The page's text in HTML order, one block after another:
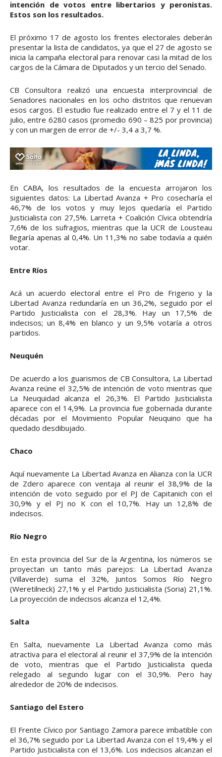
intención de votos entre libertarios y peronistas.
Estos son los resultados.
El próximo 17 de agosto los frentes electorales deberán
presentar la lista de candidatos, ya que el 27 de agosto se
inicia la campaña electoral para renovar casi la mitad de los
cargos de la Cámara de Diputados y un tercio del Senado.
CB Consultora realizó una encuesta interprovincial de
Senadores nacionales en los ocho distritos que renuevan
esos cargos. El estudio fue realizado entre el 7 y el 11 de
julio, entre 6280 casos (promedio 690 – 825 por provincia)
y con un margen de error de +/- 3,4 a 3,7 %.
En CABA, los resultados de la encuesta arrojaron los
siguientes datos: La Libertad Avanza + Pro cosecharía el
46,7% de los votos y muy lejos quedaría el Partido
Justicialista con 27,5%. Larreta + Coalición Cívica obtendría
7,6% de los sufragios, mientras que la UCR de Lousteau
llegaría apenas al 0,4%. Un 11,3% no sabe todavía a quién
votar.
Entre Ríos
Acá un acuerdo electoral entre el Pro de Frigerio y la
Libertad Avanza redundaría en un 36,2%, seguido por el
Partido Justicialista con el 28,3%. Hay un 17,5% de
indecisos; un 8,4% en blanco y un 9,5% votaría a otros
partidos.
Neuquén
De acuerdo a los guarismos de CB Consultora, La Libertad
Avanza reúne el 32,5% de intención de voto mientras que
La Neuquidad alcanza el 26,3%. El Partido Justicialista
aparece con el 14,9%. La provincia fue gobernada durante
décadas por el Movimiento Popular Neuquino que ha
quedado desdibujado.
Chaco
Aquí nuevamente La Libertad Avanza en Alianza con la UCR
de Zdero aparece con ventaja al reunir el 38,9% de la
intención de voto seguido por el PJ de Capitanich con el
30,9% y el PJ no K con el 10,7%. Hay un 12,8% de
indecisos.
Río Negro
En esta provincia del Sur de la Argentina, los números se
proyectan un tanto más parejos: La Libertad Avanza
(Villaverde) suma el 32%, Juntos Somos Río Negro
(Weretilneck) 27,1% y el Partido Justicialista (Soria) 21,1%.
La proyección de indecisos alcanza el 12,4%.
Salta
En Salta, nuevamente La Libertad Avanza como más
atractiva para el electoral al reunir el 37,9% de la intención
de voto, mientras que el Partido Justicialista queda
relegado al segundo lugar con el 30,9%. Pero hay
alrededor de 20% de indecisos.
Santiago del Estero
El Frente Cívico por Santiago Zamora parece imbatible con
el 36,7% seguido por La Libertad Avanza con el 19,4% y el
Partido Justicialista con el 13,6%. Los indecisos alcanzan el